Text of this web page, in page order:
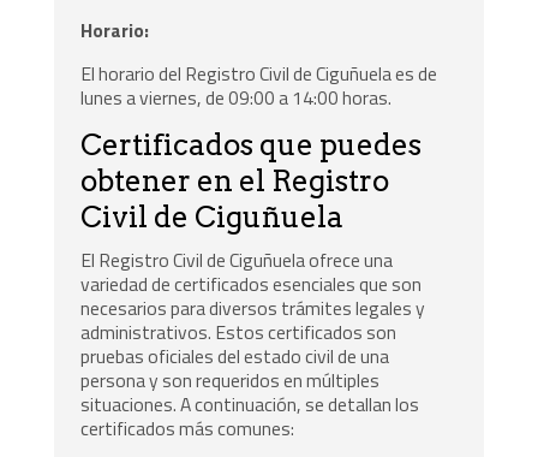
Horario:
El horario del Registro Civil de Ciguñuela es de
lunes a viernes, de 09:00 a 14:00 horas.
Certificados que puedes
obtener en el Registro
Civil de Ciguñuela
El Registro Civil de Ciguñuela ofrece una
variedad de certificados esenciales que son
necesarios para diversos trámites legales y
administrativos. Estos certificados son
pruebas oficiales del estado civil de una
persona y son requeridos en múltiples
situaciones. A continuación, se detallan los
certificados más comunes: